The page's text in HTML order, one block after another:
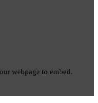
webpage to embed.